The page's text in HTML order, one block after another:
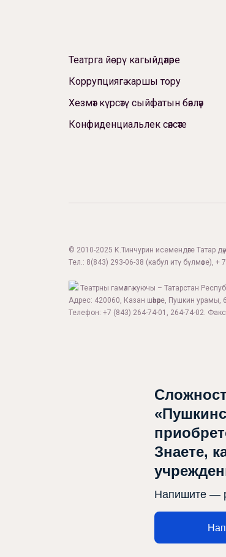
Театр турында
Театрга йөрү кагыйдәләре
Коррупциягә каршы тору
Хезмәт күрсәтү сыйфатын бәяләү
Конфиденциальлек сәясәте
© 2010-2025 К.Тинчурин исемендәге Татар
Тел.: 8(843) 293-06-38 (кабул итү бүлмәсе), +
Театрны гамәлгә куючы – Татарстан
Адрес: 420060, Казан шәһәре, Пушкин урамы,
Телефон: +7 (843) 264-74-01, 264-74-02.
Знаете,
Напишите —